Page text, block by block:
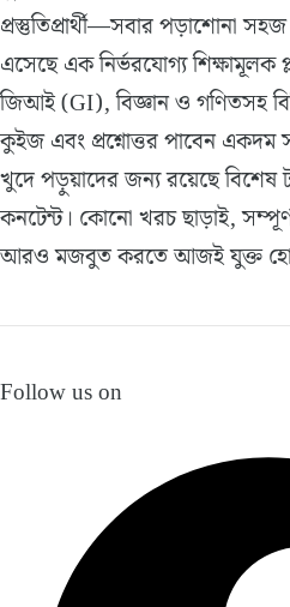
প্রস্তুতিপ্রার্থী—সবার পড়াশোনা
এসেছে এক নির্ভরযোগ্য শিক্ষামূলক
জিআই (GI), বিজ্ঞান ও গণিতসহ
কুইজ এবং প্রশ্নোত্তর পাবেন
খুদে পড়ুয়াদের জন্য রয়েছে বিশেষ
কনটেন্ট। কোনো খরচ ছাড়াই,
আরও মজবুত করতে আজই যুক্ত
Follow us on